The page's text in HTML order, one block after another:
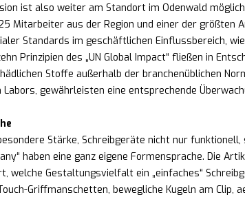
ist also weiter am Standort im Odenwald
Mitarbeiter aus der Region und einer der größten
Standards im geschäftlichen Einflussbereich,
Prinzipien des „UN Global Impact“ fließen in
Stoffe außerhalb der branchenüblichen
gewährleisten eine entsprechende
Stärke, Schreibgeräte nicht nur
haben eine ganz eigene Formensprache. Die
welche Gestaltungsvielfalt ein „einfaches“
Griffmanschetten, bewegliche Kugeln am